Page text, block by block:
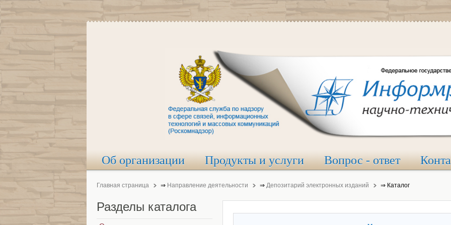
Об организации Продукты и услуги Вопрос - ответ
Главная страница ⇒ Направление деятельности ⇒ Депозитарий электронных изданий ⇒ Каталог
Разделы каталога